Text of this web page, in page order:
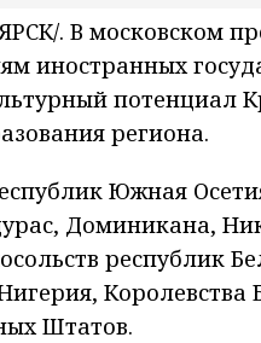
. В московском
иностранных
потенциал
региона.
Южная
Доминикана,
республик
Королевства
Штатов.